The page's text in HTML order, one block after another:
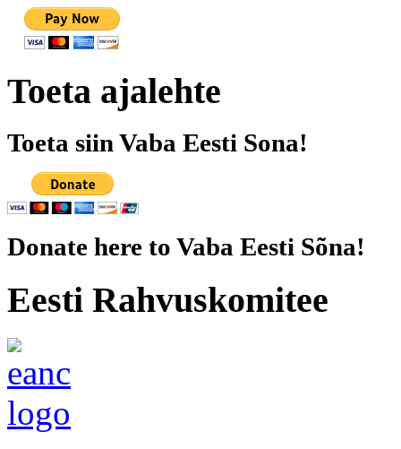
Toeta ajalehte
Toeta siin Vaba Eesti Sona!
Donate here to Vaba Eesti Sõna!
Eesti Rahvuskomitee